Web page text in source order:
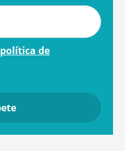
política de